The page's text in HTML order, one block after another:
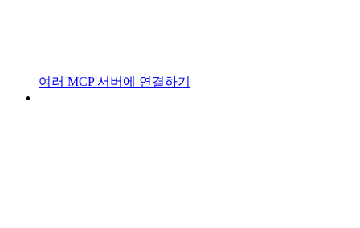
여러 MCP 서버에 연결하기